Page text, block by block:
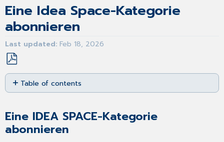
Eine Idea Space-Kategorie
abonnieren
Last updated Feb 18, 2026
Save
as
PDF
Table of contents
Kategorie
abonnieren
Eine IDEA SPACE-Kategorie
abonnieren